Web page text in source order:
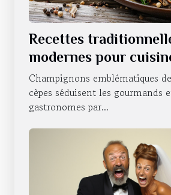
Recettes
modernes pour
cèpes
Champignons emblématiques
cèpes séduisent les gourmands
gastronomes par...